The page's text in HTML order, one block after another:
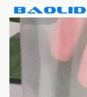
Couleur
Délai
d'exécution
Paiement